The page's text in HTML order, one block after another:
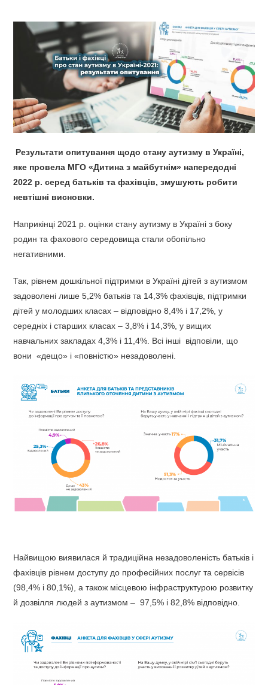
Результати опитування щодо стану аутизму в Україні,
яке провела МГО «Дитина з майбутнім» напередодні
2022 р. серед батьків та фахівців, змушують робити
невтішні висновки.
Наприкінці 2021 р. оцінки стану аутизму в Україні з боку
родин та фахового середовища стали обопільно
негативними.
Так, рівнем дошкільної підтримки в Україні дітей з аутизмом
задоволені лише 5,2% батьків та 14,3% фахівців, підтримки
дітей у молодших класах – відповідно 8,4% і 17,2%, у
середніх і старших класах – 3,8% і 14,3%, у вищих
навчальних закладах 4,3% і 11,4%. Всі інші відповіли, що
вони «дещо» і «повністю» незадоволені.
Найвищою виявилася й традиційна незадоволеність батьків і
фахівців рівнем доступу до професійних послуг та сервісів
(98,4% і 80,1%), а також місцевою інфраструктурою розвитку
й дозвілля людей з аутизмом – 97,5% і 82,8% відповідно.